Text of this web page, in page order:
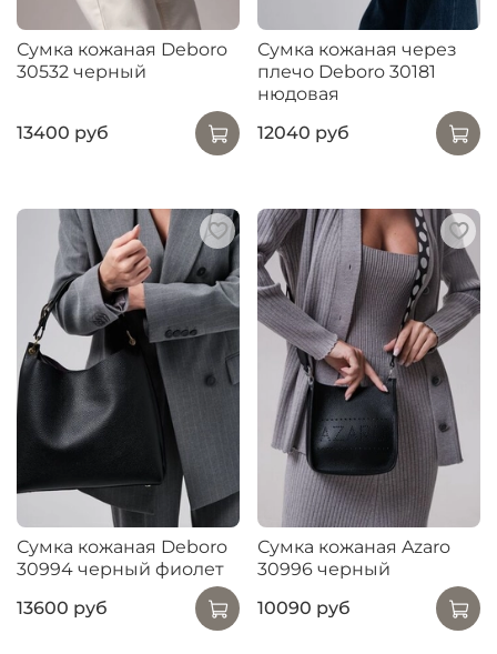
Сумка кожаная Deboro
30532 черный
13400 руб
Сумка кожаная через
плечо Deboro 30181
нюдовая
12040 руб
Сумка кожаная Deboro
30994 черный фиолет
13600 руб
Сумка кожаная Azaro
30996 черный
10090 руб